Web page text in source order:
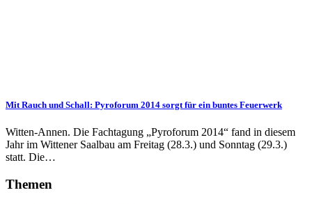
Mit Rauch und Schall: Pyroforum 2014 sorgt für ein buntes Feuerwerk
Witten-Annen. Die Fachtagung „Pyroforum 2014“ fand in diesem
Jahr im Wittener Saalbau am Freitag (28.3.) und Sonntag (29.3.)
statt. Die…
Themen